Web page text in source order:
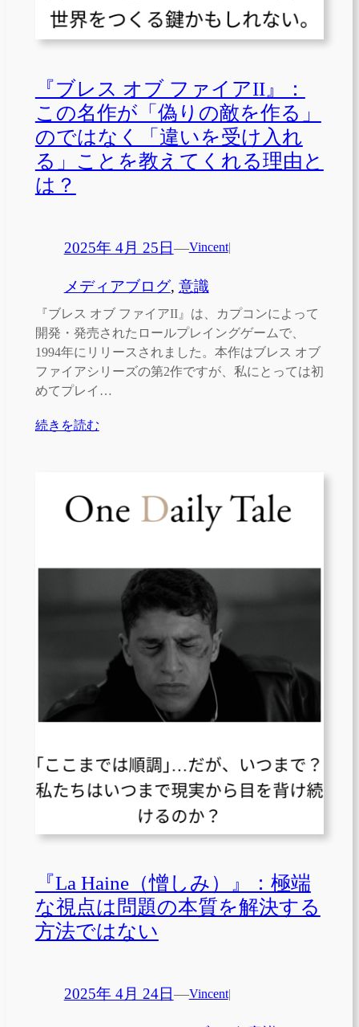
『ブレス オブ ファイアII』：
この名作が「偽りの敵を作る」
のではなく「違いを受け入れ
る」ことを教えてくれる理由と
は？
2025年 4月 25日—Vincent|
メディアブログ, 意識
『ブレス オブ ファイアII』は、カプコンによって
開発・発売されたロールプレイングゲームで、
1994年にリリースされました。本作はブレス オブ
ファイアシリーズの第2作ですが、私にとっては初
めてプレイ…
続きを読む
『La Haine（憎しみ）』：極端
な視点は問題の本質を解決する
方法ではない
2025年 4月 24日—Vincent|